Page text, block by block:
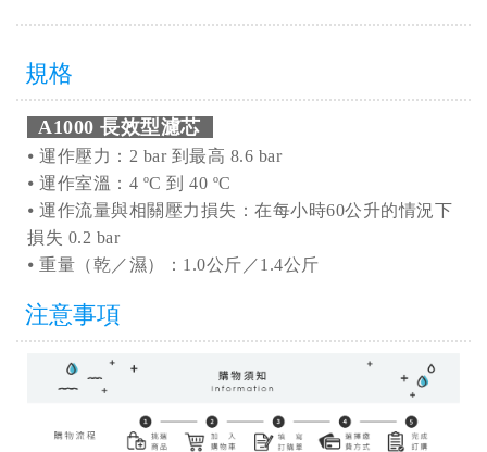
規格
A1000 長效型濾芯
⦁ 運作壓力：2 bar 到最高 8.6 bar
⦁ 運作室溫：4 ºC 到 40 ºC
⦁ 運作流量與相關壓力損失：在每小時60公升的情況下
損失 0.2 bar
⦁ 重量（乾／濕）：1.0公斤／1.4公斤
注意事項